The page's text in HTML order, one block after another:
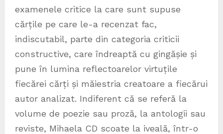
examenele critice la care sunt supuse
cărțile pe care le-a recenzat fac,
indiscutabil, parte din categoria criticii
constructive, care îndreaptă cu gingășie și
pune în lumina reflectoarelor virtuțile
fiecărei cărți și măiestria creatoare a fiecărui
autor analizat. Indiferent că se referă la
volume de poezie sau proză, la antologii sau
reviste, Mihaela CD scoate la iveală, într-o